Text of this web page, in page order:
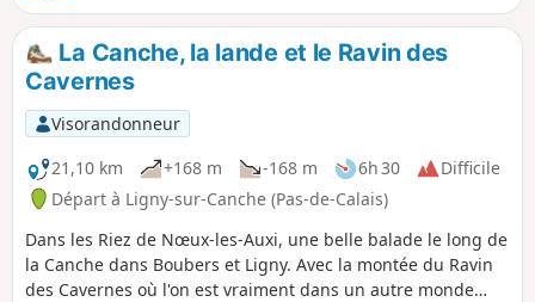
La Canche, la lande et le Ravin des
Cavernes
Visorandonneur
21,10 km
+168 m -168 m 6h 30
Difficile
Départ à Ligny-sur-Canche (Pas-de-Calais)
Dans les Riez de Nœux-les-Auxi, une belle balade le long de
la Canche dans Boubers et Ligny. Avec la montée du Ravin
des Cavernes où l'on est vraiment dans un autre monde